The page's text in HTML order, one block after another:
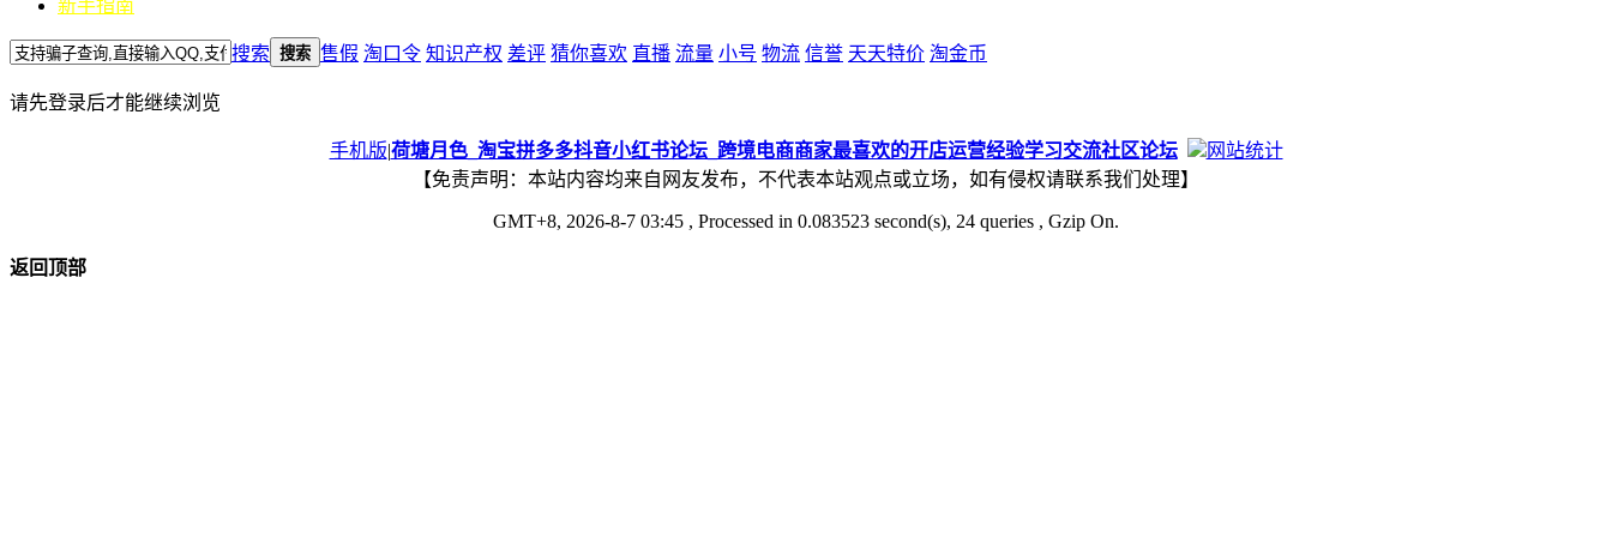
新手指南
搜索 搜索 售假 淘口令 知识产权 差评 猜你喜欢 直播 流量 小号 物流 信誉 天天特价 淘金币
请先登录后才能继续浏览
手机版|荷塘月色_淘宝拼多多抖音小红书论坛_跨境电商商家最喜欢的开店运营经验学习交流社区论坛
网站统计
【免责声明：本站内容均来自网友发布，不代表本站观点或立场，如有侵权请联系我们处理】
GMT+8, 2026-8-7 03:45 , Processed in 0.083523 second(s), 24 queries , Gzip On.
返回顶部